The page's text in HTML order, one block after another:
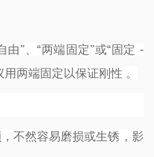
由"、“两端固定"或“固定 -
两端固定以保证刚性 。‌‌‌
不然容易磨损或生锈，影